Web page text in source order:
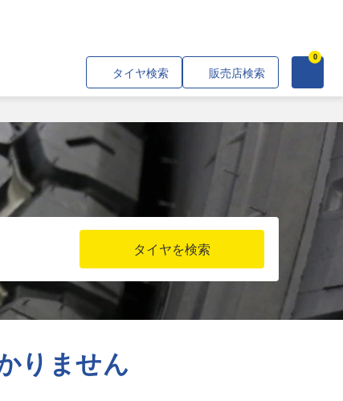
0
タイヤ検索 販売店検索
タイヤを検索
りません